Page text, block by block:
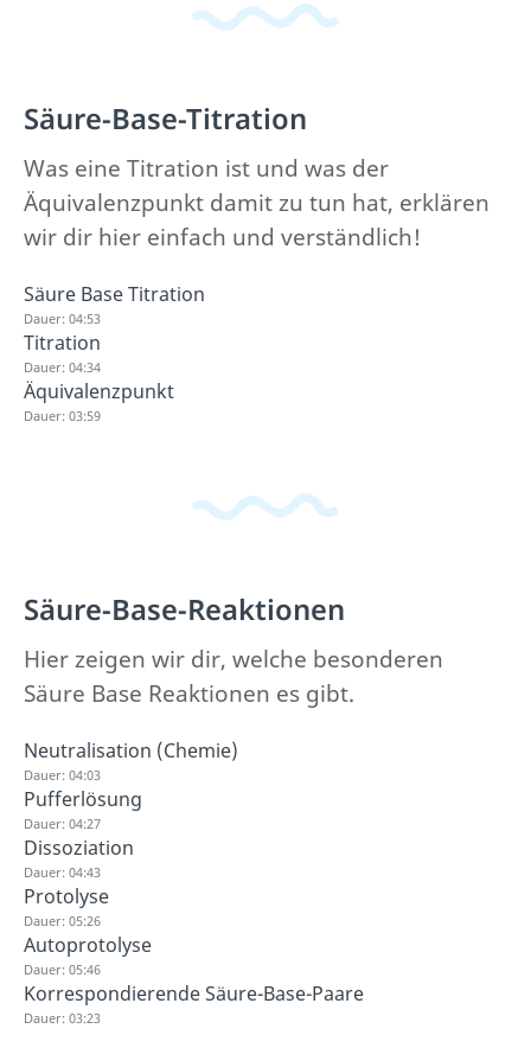
Säure-Base-Titration
Was eine Titration ist und was der
Äquivalenzpunkt damit zu tun hat, erklären
wir dir hier einfach und verständlich!
Säure Base Titration
Dauer: 04:53
Titration
Dauer: 04:34
Äquivalenzpunkt
Dauer: 03:59
Säure-Base-Reaktionen
Hier zeigen wir dir, welche besonderen
Säure Base Reaktionen es gibt.
Neutralisation (Chemie)
Dauer: 04:03
Pufferlösung
Dauer: 04:27
Dissoziation
Dauer: 04:43
Protolyse
Dauer: 05:26
Autoprotolyse
Dauer: 05:46
Korrespondierende Säure-Base-Paare
Dauer: 03:23